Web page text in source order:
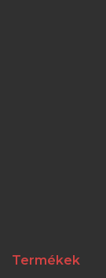
Termékek